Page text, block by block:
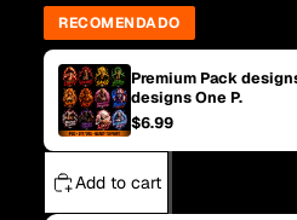
RECOMENDADO
Premium Pack
designs One P.
$6.99
Add to cart